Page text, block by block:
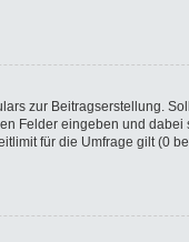
zur Beitragserstellung.
Felder eingeben und
für die Umfrage gilt (0